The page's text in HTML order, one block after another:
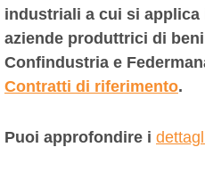
industriali a cui si
aziende produttrici di
Confindustria e
Contratti di riferimento.
Puoi approfondire i